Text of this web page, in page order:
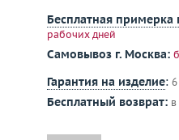
Бесплатная примерка
рабочих дней
Самовывоз г. Москва:
Гарантия на изделие:
Бесплатный возврат: в